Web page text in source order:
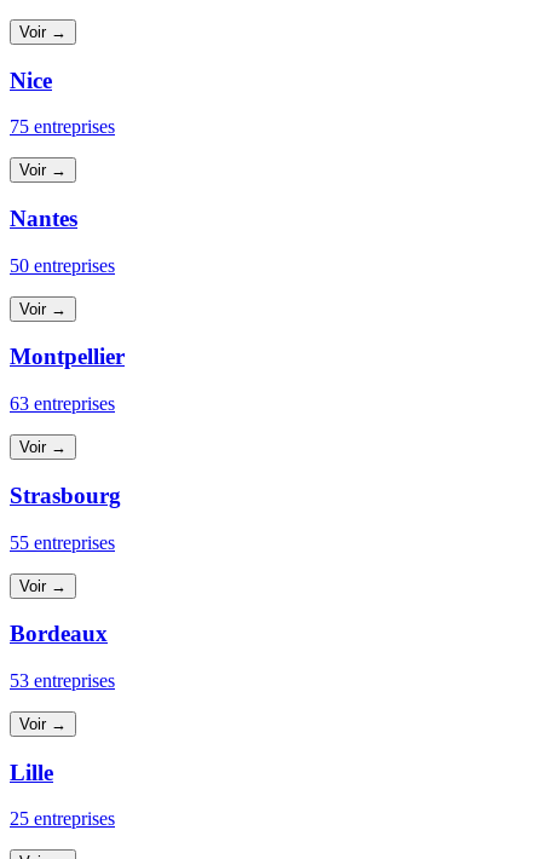
Voir →
Nice
75 entreprises
Voir →
Nantes
50 entreprises
Voir →
Montpellier
63 entreprises
Voir →
Strasbourg
55 entreprises
Voir →
Bordeaux
53 entreprises
Voir →
Lille
25 entreprises